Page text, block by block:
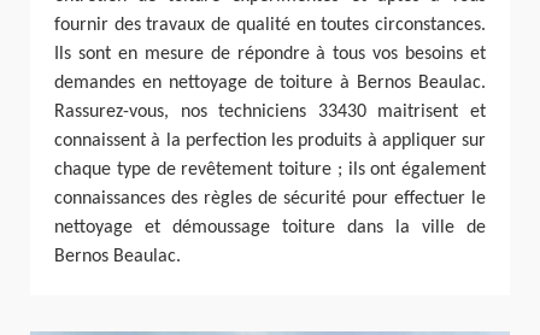
fournir des travaux de qualité en toutes circonstances.
Ils sont en mesure de répondre à tous vos besoins et
demandes en nettoyage de toiture à Bernos Beaulac.
Rassurez-vous, nos techniciens 33430 maitrisent et
connaissent à la perfection les produits à appliquer sur
chaque type de revêtement toiture ; ils ont également
connaissances des règles de sécurité pour effectuer le
nettoyage et démoussage toiture dans la ville de
Bernos Beaulac.